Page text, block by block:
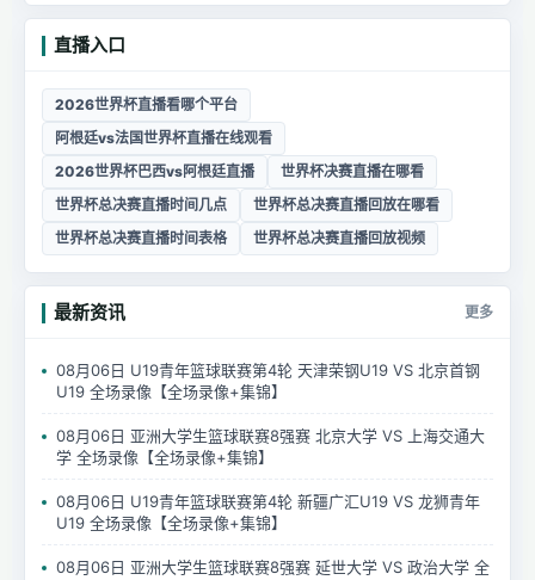
直播入口
2026世界杯直播看哪个平台
阿根廷vs法国世界杯直播在线观看
2026世界杯巴西vs阿根廷直播
世界杯决赛直播在哪看
世界杯总决赛直播时间几点
世界杯总决赛直播回放在哪看
世界杯总决赛直播时间表格
世界杯总决赛直播回放视频
最新资讯 更多
08月06日 U19青年篮球联赛第4轮 天津荣钢U19 VS 北京首钢
U19 全场录像【全场录像+集锦】
08月06日 亚洲大学生篮球联赛8强赛 北京大学 VS 上海交通大
学 全场录像【全场录像+集锦】
08月06日 U19青年篮球联赛第4轮 新疆广汇U19 VS 龙狮青年
U19 全场录像【全场录像+集锦】
08月06日 亚洲大学生篮球联赛8强赛 延世大学 VS 政治大学 全